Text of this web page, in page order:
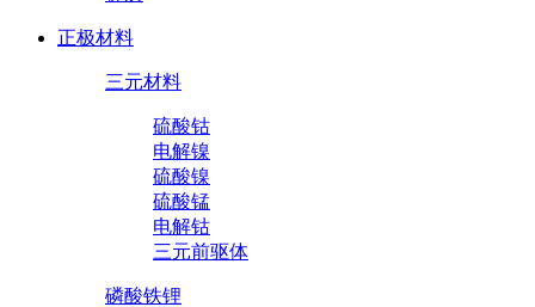
正极材料
三元材料
硫酸钴
电解镍
硫酸镍
硫酸锰
电解钴
三元前驱体
磷酸铁锂